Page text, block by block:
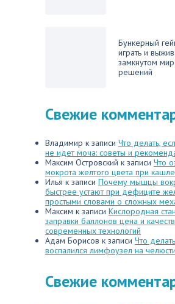
Бункерный
играть и
замкнутом
решений
Свежие
Владимир к записи Что делать,
не идет моча: советы и
Максим Островский к записи Что
мокрота желтого цвета при
Илья к записи Почему мышцы
быстрее устают при дефиците
простыми словами о сложных
Максим к записи Кислородная
заправки баллонов цена и
современных технологий
Адам Борисов к записи Что
воспалился лимфоузел на
Свежие